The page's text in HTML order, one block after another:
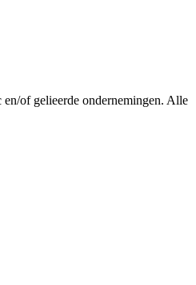
of gelieerde ondernemingen. Alle